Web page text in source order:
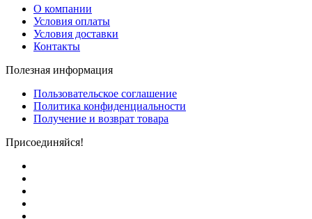
О компании
Условия оплаты
Условия доставки
Контакты
Полезная информация
Пользовательское соглашение
Политика конфиденциальности
Получение и возврат товара
Присоединяйся!